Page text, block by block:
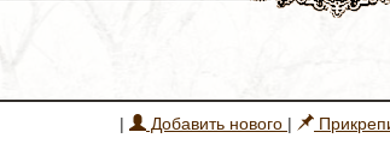
| Добавить нового |